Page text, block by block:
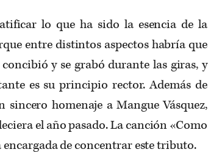
lo que ha sido la esencia de la
entre distintos aspectos habría que
concibió y se grabó durante las giras, y
es su principio rector. Además de
homenaje a Mangue Vásquez,
el año pasado. La canción «Como
encargada de concentrar este tributo.